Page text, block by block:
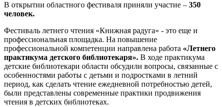
В открытии областного фестиваля приняли участие – 350
человек.
Фестиваль летнего чтения «Книжная радуга» - это еще и
профессиональная площадка. На повышение
профессиональной компетенции направлена работа «Летнего
практикума детского библиотекаря». В ходе практикума
детские библиотекари области обсудили вопросы, связанные с
особенностями работы с детьми и подростками в летний
период, как сделать чтение ежедневной потребностью детей,
были представлены современные практики продвижения
чтения в детских библиотеках.